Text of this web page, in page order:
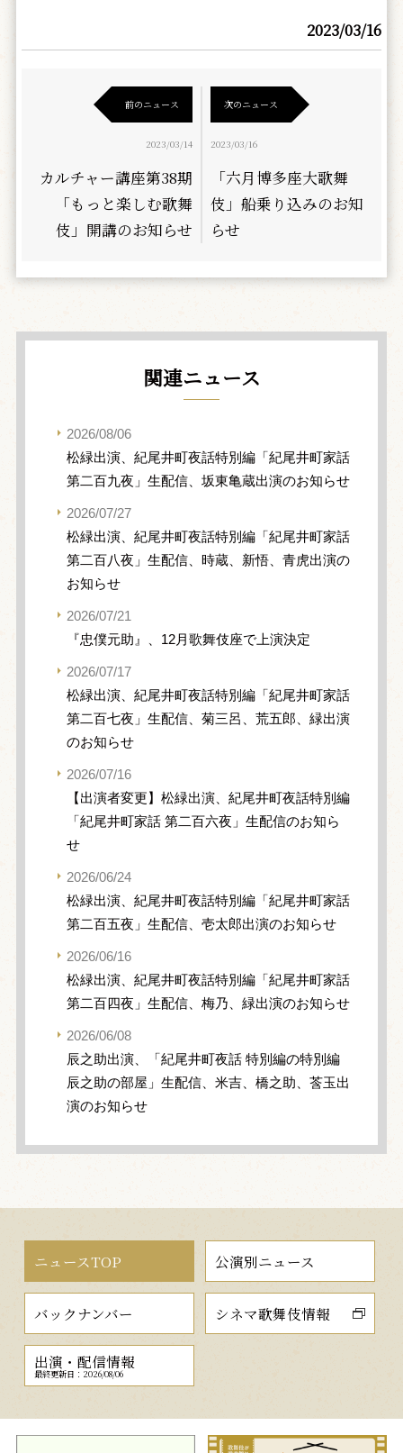
2023/03/16
前のニュース
2023/03/14
カルチャー講座第38期
「もっと楽しむ歌舞
伎」開講のお知らせ
次のニュース
2023/03/16
「六月博多座大歌舞
伎」船乗り込みのお知
らせ
関連ニュース
2026/08/06
松緑出演、紀尾井町夜話特別編「紀尾井町家話
第二百九夜」生配信、坂東亀蔵出演のお知らせ
2026/07/27
松緑出演、紀尾井町夜話特別編「紀尾井町家話
第二百八夜」生配信、時蔵、新悟、青虎出演の
お知らせ
2026/07/21
『忠僕元助』、12月歌舞伎座で上演決定
2026/07/17
松緑出演、紀尾井町夜話特別編「紀尾井町家話
第二百七夜」生配信、菊三呂、荒五郎、緑出演
のお知らせ
2026/07/16
【出演者変更】松緑出演、紀尾井町夜話特別編
「紀尾井町家話 第二百六夜」生配信のお知ら
せ
2026/06/24
松緑出演、紀尾井町夜話特別編「紀尾井町家話
第二百五夜」生配信、壱太郎出演のお知らせ
2026/06/16
松緑出演、紀尾井町夜話特別編「紀尾井町家話
第二百四夜」生配信、梅乃、緑出演のお知らせ
2026/06/08
辰之助出演、「紀尾井町夜話 特別編の特別編
辰之助の部屋」生配信、米吉、橋之助、莟玉出
演のお知らせ
ニュースTOP 公演別ニュース
バックナンバー シネマ歌舞伎情報
出演・配信情報
最終更新日：2026/08/06